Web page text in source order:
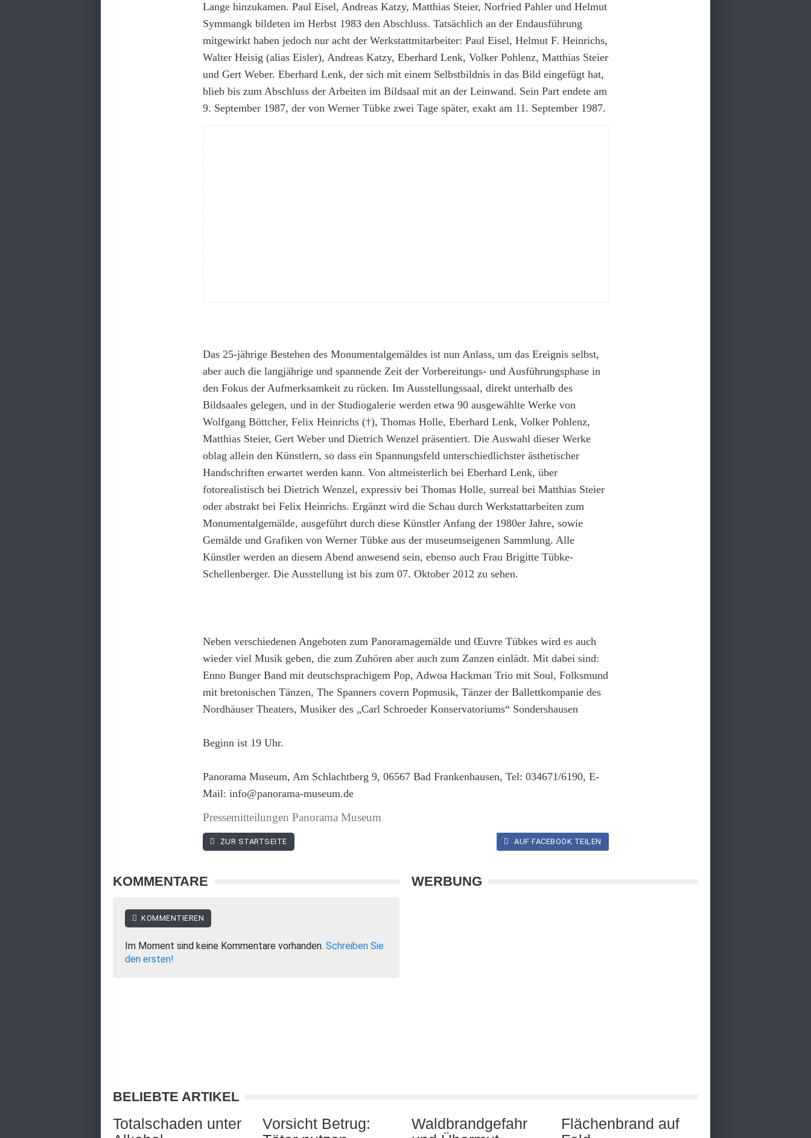
Lange hinzukamen. Paul Eisel, Andreas Katzy, Matthias Steier, Norfried Pahler und Helmut
Symmangk bildeten im Herbst 1983 den Abschluss. Tatsächlich an der Endausführung
mitgewirkt haben jedoch nur acht der Werkstattmitarbeiter: Paul Eisel, Helmut F. Heinrichs,
Walter Heisig (alias Eisler), Andreas Katzy, Eberhard Lenk, Volker Pohlenz, Matthias Steier
und Gert Weber. Eberhard Lenk, der sich mit einem Selbstbildnis in das Bild eingefügt hat,
blieb bis zum Abschluss der Arbeiten im Bildsaal mit an der Leinwand. Sein Part endete am
9. September 1987, der von Werner Tübke zwei Tage später, exakt am 11. September 1987.
Das 25-jährige Bestehen des Monumentalgemäldes ist nun Anlass, um das Ereignis selbst,
aber auch die langjährige und spannende Zeit der Vorbereitungs- und Ausführungsphase in
den Fokus der Aufmerksamkeit zu rücken. Im Ausstellungssaal, direkt unterhalb des
Bildsaales gelegen, und in der Studiogalerie werden etwa 90 ausgewählte Werke von
Wolfgang Böttcher, Felix Heinrichs (†), Thomas Holle, Eberhard Lenk, Volker Pohlenz,
Matthias Steier, Gert Weber und Dietrich Wenzel präsentiert. Die Auswahl dieser Werke
oblag allein den Künstlern, so dass ein Spannungsfeld unterschiedlichster ästhetischer
Handschriften erwartet werden kann. Von altmeisterlich bei Eberhard Lenk, über
fotorealistisch bei Dietrich Wenzel, expressiv bei Thomas Holle, surreal bei Matthias Steier
oder abstrakt bei Felix Heinrichs. Ergänzt wird die Schau durch Werkstattarbeiten zum
Monumentalgemälde, ausgeführt durch diese Künstler Anfang der 1980er Jahre, sowie
Gemälde und Grafiken von Werner Tübke aus der museumseigenen Sammlung. Alle
Künstler werden an diesem Abend anwesend sein, ebenso auch Frau Brigitte Tübke-
Schellenberger. Die Ausstellung ist bis zum 07. Oktober 2012 zu sehen.
Neben verschiedenen Angeboten zum Panoramagemälde und Œuvre Tübkes wird es auch
wieder viel Musik geben, die zum Zuhören aber auch zum Zanzen einlädt. Mit dabei sind:
Enno Bunger Band mit deutschsprachigem Pop, Adwoa Hackman Trio mit Soul, Folksmund
mit bretonischen Tänzen, The Spanners covern Popmusik, Tänzer der Ballettkompanie des
Nordhäuser Theaters, Musiker des „Carl Schroeder Konservatoriums“ Sondershausen
Beginn ist 19 Uhr.
Panorama Museum, Am Schlachtberg 9, 06567 Bad Frankenhausen, Tel: 034671/6190, E-
Mail: info@panorama-museum.de
Pressemitteilungen Panorama Museum
ZUR STARTSEITE AUF FACEBOOK TEILEN
KOMMENTARE
KOMMENTIEREN
Im Moment sind keine Kommentare vorhanden. Schreiben Sie
den ersten!
WERBUNG
BELIEBTE ARTIKEL
Totalschaden unter
Vorsicht Betrug:
Waldbrandgefahr
Flächenbrand auf